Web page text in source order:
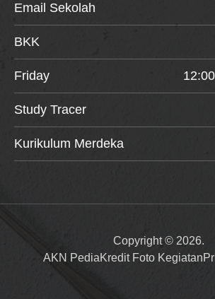
Email Sekolah
BKK
Friday
Study Tracer
Kurikulum Merdeka
Copyright © 2026.
AKN PediaKredit Foto Kegiatan